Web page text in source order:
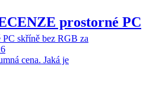
prostorné PC
skříně bez RGB za
cena. Jaká je